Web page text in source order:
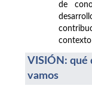
de
VISIÓN: qué
vamos